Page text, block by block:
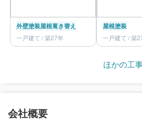
外壁塗装屋根葺き替え
一戸建て / 築27年
屋根塗装
一戸建て / 築
ほかの工
会社概要